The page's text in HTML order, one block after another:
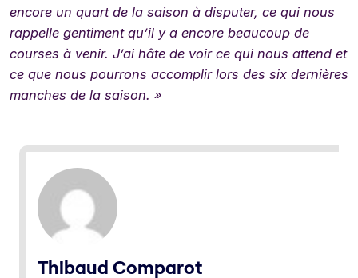
encore un quart de la saison à disputer, ce qui nous
rappelle gentiment qu’il y a encore beaucoup de
courses à venir. J’ai hâte de voir ce qui nous attend et
ce que nous pourrons accomplir lors des six dernières
manches de la saison. »
Thibaud Comparot